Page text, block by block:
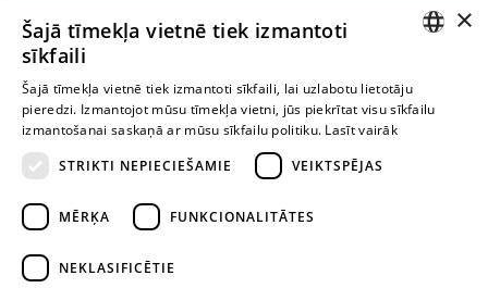
Ievērībai: Yesyes.lv satur atklātu seksuālu informāciju un attēlus. Lietot
TURPINIET
ROTAĻĀTIES
+371 29 994 357
RUSSIAN
×
Šajā tīmekļa vietnē tiek izmantoti
sīkfaili
Šajā tīmekļa vietnē tiek izmantoti sīkfaili, lai uzlabotu lietotāju
pieredzi. Izmantojot mūsu tīmekļa vietni, jūs piekrītat visu sīkfailu
izmantošanai saskaņā ar mūsu sīkfailu politiku. Lasīt vairāk
STRIKTI NEPIECIEŠAMIE
VEIKTSPĒJAS
MĒRĶA FUNKCIONALITĀTES
NEKLASIFICĒTIE